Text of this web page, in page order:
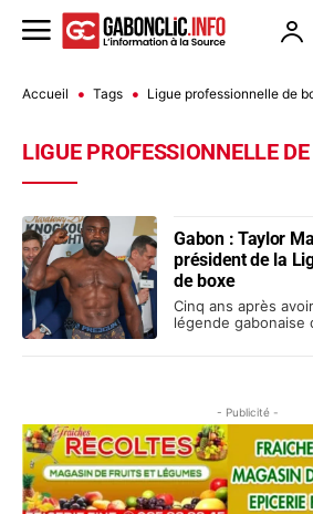
Accueil Tags Ligue professionnelle de
LIGUE PROFESSIONNELLE
Gabon : Taylor
président de la
de boxe
Cinq ans après
légende gabonaise
- Publicité -